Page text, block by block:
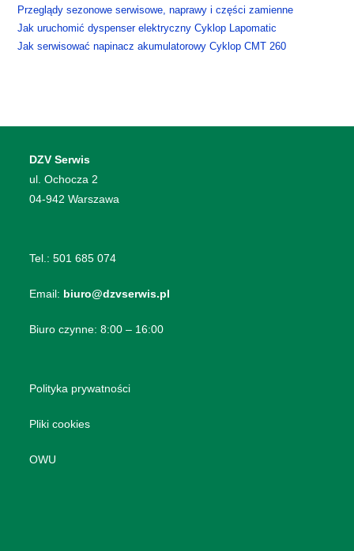
​Przeglądy sezonowe serwisowe, naprawy i części zamienne
​Jak uruchomić dyspenser elektryczny Cyklop Lapomatic
​Jak serwisować napinacz akumulatorowy Cyklop CMT 260
DZV Serwis
​ul. Ochocza 2
04-942 Warszawa
Tel.:501 685 074
Email: biuro@dzvserwis.pl
Biuro czynne: 8:00 – 16:00
Polityka prywatności
Pliki cookies
OWU